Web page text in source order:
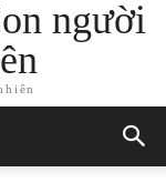
người